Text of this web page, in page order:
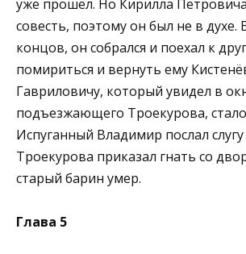
уже прошёл. Но Кирилла
совесть, поэтому он был не в духе.
концов, он собрался и поехал к
помириться и вернуть ему
Гавриловичу, который увидел в
подъезжающего Троекурова,
Испуганный Владимир послал
Троекурова приказал гнать со
старый барин умер.
Глава 5